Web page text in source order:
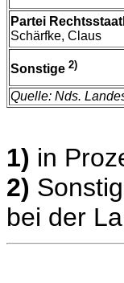
Partei
Schärfke, Claus
Sonstige 2)
Quelle: Nds.
1) in
2)
bei der